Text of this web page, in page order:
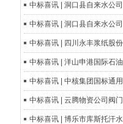
中标喜讯 | 洞口县自来水公
中标喜讯 | 洞口县自来水公
中标喜讯 | 四川永丰浆纸股
中标喜讯 | 洋山申港国际石
中标喜讯 | 中核集团国标通
中标喜讯 | 云腾物资公司阀
中标喜讯 | 博乐市库斯托汗